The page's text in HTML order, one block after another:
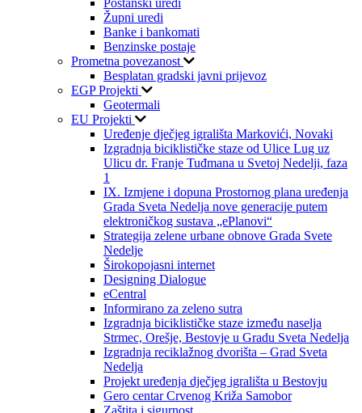
Župni uredi
Banke i bankomati
Benzinske postaje
Prometna povezanost
Besplatan gradski javni prijevoz
EGP Projekti
Geotermali
EU Projekti
Uređenje dječjeg igrališta Markovići, Novaki
Izgradnja biciklističke staze od Ulice Lug uz
Ulicu dr. Franje Tuđmana u Svetoj Nedelji, faza
1
IX. Izmjene i dopuna Prostornog plana uređenja
Grada Sveta Nedelja nove generacije putem
elektroničkog sustava „ePlanovi“
Strategija zelene urbane obnove Grada Svete
Nedelje
Širokopojasni internet
Designing Dialogue
eCentral
Informirano za zeleno sutra
Izgradnja biciklističke staze između naselja
Strmec, Orešje, Bestovje u Gradu Sveta Nedelja
Izgradnja reciklažnog dvorišta – Grad Sveta
Nedelja
Projekt uređenja dječjeg igrališta u Bestovju
Gero centar Crvenog Križa Samobor
Zaštita i sigurnost